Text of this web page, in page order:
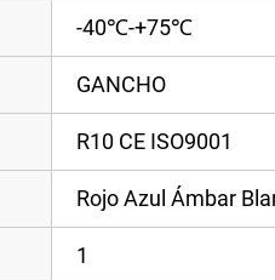
-40℃-+75℃
GANCHO
R10 CE ISO9001
Rojo Azul Ámbar
1